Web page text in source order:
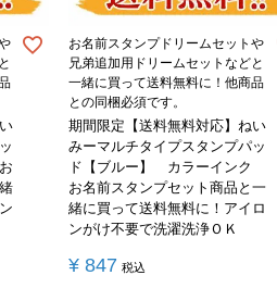
お名前スタンプドリームセットや
兄弟追加用ドリームセットなどと
一緒に買って送料無料に！他商品
との同梱必須です。
期間限定【送料無料対応】ねい
みーマルチタイプスタンプパッ
ド【ブルー】 カラーインク
お名前スタンプセット商品と一
緒に買って送料無料に！アイロ
ンがけ不要で洗濯洗浄ＯＫ
¥ 847 税込